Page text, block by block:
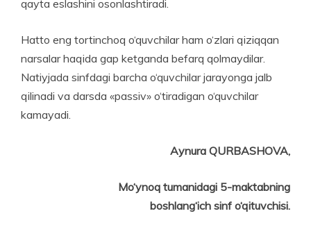
qayta eslashini osonlashtiradi.
Hatto eng tortinchoq o‘quvchilar ham o‘zlari qiziqqan
narsalar haqida gap ketganda befarq qolmaydilar.
Natiyjada sinfdagi barcha o‘quvchilar jarayonga jalb
qilinadi va darsda «passiv» o‘tiradigan o‘quvchilar
kamayadi.
Aynura QURBASHOVA,
Mo‘ynoq tumanidagi 5-maktabning
boshlang‘ich sinf o‘qituvchisi.